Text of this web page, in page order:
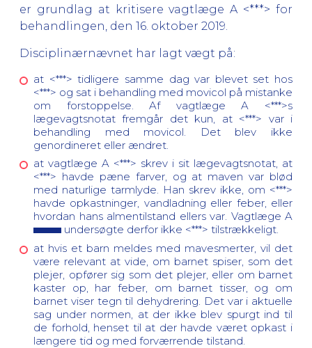
er grundlag at kritisere vagtlæge A <***> for
behandlingen, den 16. oktober 2019.
Disciplinærnævnet har lagt vægt på:
at <***> tidligere samme dag var blevet set hos
<***> og sat i behandling med movicol på mistanke
om forstoppelse. Af vagtlæge A <***>s
lægevagtsnotat fremgår det kun, at <***> var i
behandling med movicol. Det blev ikke
genordineret eller ændret.
at vagtlæge A <***> skrev i sit lægevagtsnotat, at
<***> havde pæne farver, og at maven var blød
med naturlige tarmlyde. Han skrev ikke, om <***>
havde opkastninger, vandladning eller feber, eller
hvordan hans almentilstand ellers var. Vagtlæge A
undersøgte derfor ikke <***> tilstrækkeligt.
at hvis et barn meldes med mavesmerter, vil det
være relevant at vide, om barnet spiser, som det
plejer, opfører sig som det plejer, eller om barnet
kaster op, har feber, om barnet tisser, og om
barnet viser tegn til dehydrering. Det var i aktuelle
sag under normen, at der ikke blev spurgt ind til
de forhold, henset til at der havde været opkast i
længere tid og med forværrende tilstand.